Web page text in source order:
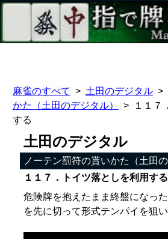
麻雀のすべて 土田のデジタル
かた（土田のデジタル）
１１７
する
土田のデジタル
ノーテン罰符の貰いかた（土田の
１１７．トイツ落としを利用す
危険牌を抱えたまま終盤になっ
を先に切って形式テンパイを狙い